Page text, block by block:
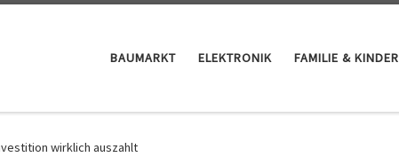
BAUMARKT ELEKTRONIK FAMILIE & KINDER
wirklich auszahlt